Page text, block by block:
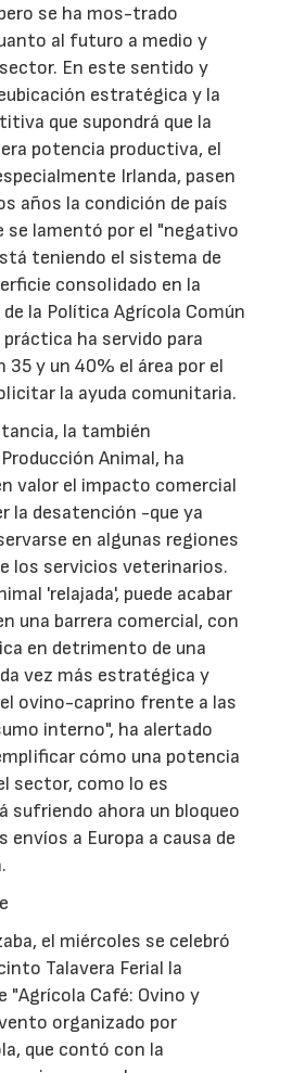
se ha mos-trado
al futuro a medio y
En este sentido y
estratégica y la
que supondrá que la
potencia productiva, el
Irlanda, pasen
años la condición de país
se lamentó por el "negativo
teniendo el sistema de
consolidado en la
la Política Agrícola Común
práctica ha servido para
35 y un 40% el área por el
la ayuda comunitaria.
la también
Animal, ha
valor el impacto comercial
la desatención -que ya
en algunas regiones
los servicios veterinarios.
'relajada', puede acabar
una barrera comercial, con
en detrimento de una
vez más estratégica y
ovino-caprino frente a las
interno", ha alertado
cómo una potencia
sector, como lo es
sufriendo ahora un bloqueo
envíos a Europa a causa de
el miércoles se celebró
Talavera Ferial la
"Agrícola Café: Ovino y
organizado por
que contó con la